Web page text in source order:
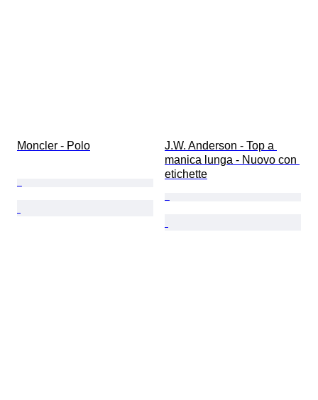
Moncler - Polo
J.W. Anderson - Top a
manica lunga - Nuovo con
etichette